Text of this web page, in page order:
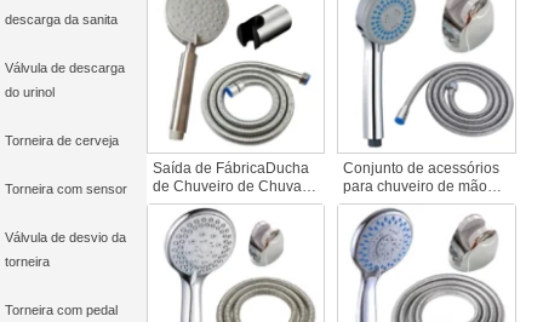
descarga da sanita
Válvula de descarga
do urinol
Torneira de cerveja
Torneira com sensor
Válvula de desvio da
torneira
Torneira com pedal
Torneira de casa de
banho de plástico
Acessórios Chuveiro de
mão em cascata
água quente e fria Casas
de banho Sistema de
plástico Acessórios para
torneiras de casa de
Saída de FábricaDucha
de Chuveiro de Chuva
Manual Conjunto de
Banho Rotativo 304 Aço
Inoxidável Estilo Vintage
Acessórios de Torneira
de Casa de Banho de
Conjunto de acessórios
para chuveiro de mão
com torneira de casa de
banho